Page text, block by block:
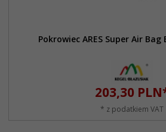
Pokrowiec ARES Super Air
203,30
* z podatkiem VAT